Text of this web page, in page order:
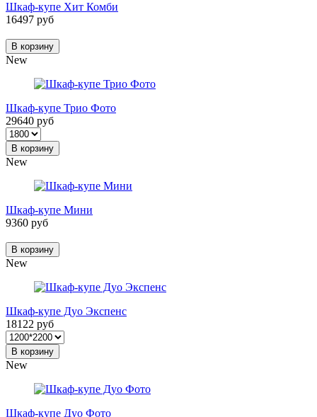
Шкаф-купе Хит Комби
16497 руб
В корзину
New
Шкаф-купе Трио Фото
29640 руб
В корзину
New
Шкаф-купе Мини
9360 руб
В корзину
New
Шкаф-купе Дуо Экспенс
18122 руб
В корзину
New
Шкаф-купе Дуо Фото